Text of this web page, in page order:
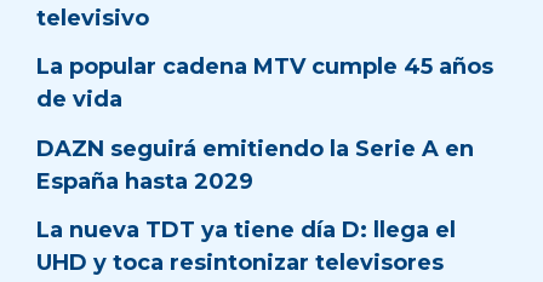
televisivo
La popular cadena MTV cumple 45 años
de vida
DAZN seguirá emitiendo la Serie A en
España hasta 2029
La nueva TDT ya tiene día D: llega el
UHD y toca resintonizar televisores